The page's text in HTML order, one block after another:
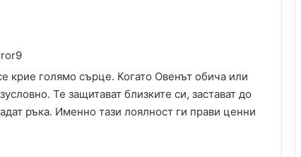
крие голямо сърце. Когато Овенът обича или
Те защитават близките си, застават до
ръка. Именно тази лоялност ги прави ценни